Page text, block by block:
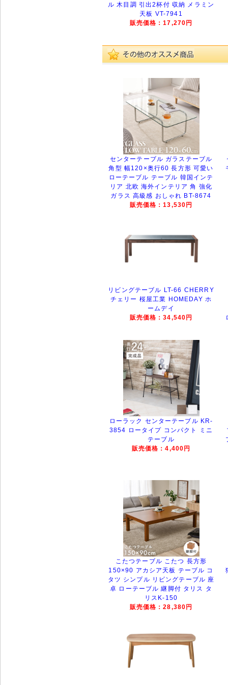
ル 木目調 引出2杯付 収納 メラミン
天板 VT-7941
販売価格：17,270円
センターテーブル ガラステーブル
角型 幅120×奥行60 長方形 可愛い
ローテーブル テーブル 韓国インテ
リア 北欧 海外インテリア 角 強化
ガラス 高級感 おしゃれ BT-8674
販売価格：13,530円
リビングテーブル LT-66 CHERRY
チェリー 桜屋工業 HOMEDAY ホ
ームデイ
販売価格：34,540円
ローラック センターテーブル KR-
3854 ロータイプ コンパクト ミニ
テーブル
販売価格：4,400円
こたつテーブル こたつ 長方形
150×90 アカシア天板 テーブル コ
タツ シンプル リビングテーブル 座
卓 ローテーブル 継脚付 タリス タ
リスK-150
販売価格：28,380円